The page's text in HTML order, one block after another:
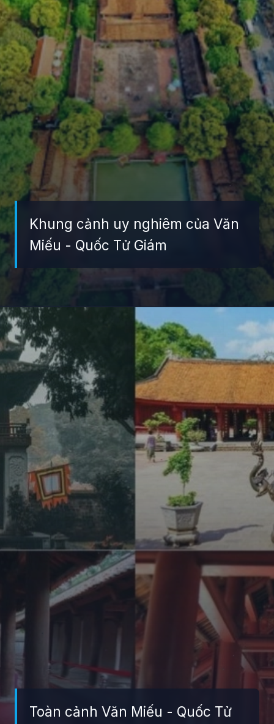
Khung cảnh uy nghiêm của Văn
Miếu - Quốc Tử Giám
Đang mở https://giaydabonghana.com/cac-khu-di-tich-lich-su-o-ha-noi
Toàn cảnh Văn Miếu - Quốc Tử